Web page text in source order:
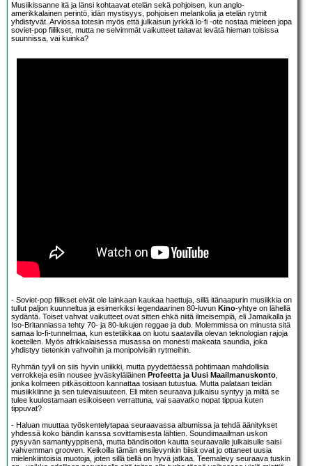
Musiikissanne itä ja länsi kohtaavat etelän sekä pohjoisen, kun anglo-
amerikkalainen perintö, idän mystisyys, pohjoisen melankolia ja etelän rytmit
yhdistyvät. Arviossa totesin myös että julkaisun jyrkkä lo-fi -ote nostaa mieleen jopa
soviet-pop fiilikset, mutta ne selvimmät vaikutteet taitavat levätä hieman toisissa
suunnissa, vai kuinka?
- Soviet-pop fiilikset eivät ole lainkaan kaukaa haettuja, sillä itänaapurin musiikkia on
tullut paljon kuunneltua ja esimerkiksi legendaarinen 80-luvun Kino-yhtye on lähellä
sydäntä. Toiset vahvat vaikutteet ovat sitten ehkä niitä ilmeisempiä, eli Jamaikalla ja
Iso-Britanniassa tehty 70- ja 80-lukujen reggae ja dub. Molemmissa on minusta sitä
samaa lo-fi-tunnelmaa, kun estetiikkaa on luotu saatavilla olevan teknologian rajoja
koetellen. Myös afrikkalaisessa musassa on monesti makeata saundia, joka
yhdistyy tietenkin vahvoihin ja monipolvisiin rytmeihin.
Ryhmän tyyli on siis hyvin uniikki, mutta pyydettäessä pohtimaan mahdollisia
verrokkeja esiin nousee jyväskyläläinen Profeetta ja Uusi Maailmanuskonto,
jonka kolmeen pitkäsoittoon kannattaa tosiaan tutustua. Mutta palataan teidän
musiikkiinne ja sen tulevaisuuteen. Eli miten seuraava julkaisu syntyy ja miltä se
tulee kuulostamaan esikoiseen verrattuna, vai saavatko nopat tippua kuten
tippuvat?
- Haluan muuttaa työskentelytapaa seuraavassa albumissa ja tehdä äänitykset
yhdessä koko bändin kanssa sovittamisesta lähtien. Soundimaailman uskon
pysyvän samantyyppisenä, mutta bändisoiton kautta seuraavalle julkaisulle saisi
vahvemman grooven. Keikoilla tämän ensilevynkin biisit ovat jo ottaneet uusia
mielenkiintoisia muotoja, joten sillä tiellä on hyvä jatkaa. Teemalevy seuraava tuskin